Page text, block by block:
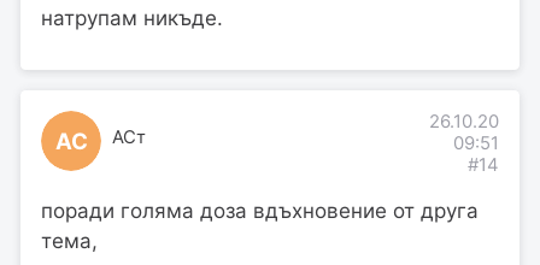
натрупам никъде.
АС АСт
26.10.20
09:51
#14
поради голяма доза вдъхновение от друга
тема,